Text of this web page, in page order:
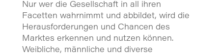
Nur wer die Gesellschaft in all ihren
Facetten wahrnimmt und abbildet, wird die
Herausforderungen und Chancen des
Marktes erkennen und nutzen können.
Weibliche, männliche und diverse